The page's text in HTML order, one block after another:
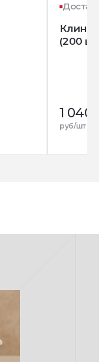
Клин
(200
1 040
руб/шт